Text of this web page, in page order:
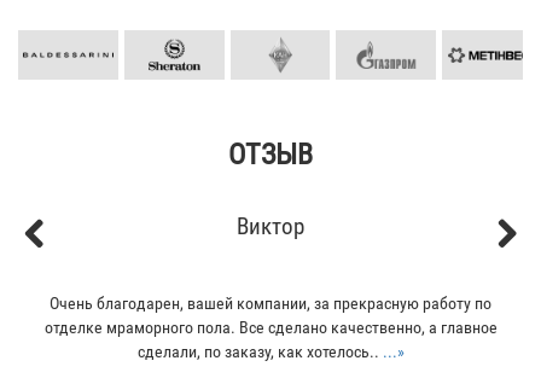
ОТЗЫВ
Кирилл
Мой отец заказывал плитку из гранита для своего дома. Больше
всего понравилось - индивидуальный подход к клиенту. Отец
остался очень доволен......»